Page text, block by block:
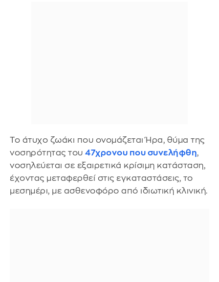
Το άτυχο ζωάκι που ονομάζεται Ήρα, θύμα της
νοσηρότητας του 47χρονου που συνελήφθη,
νοσηλεύεται σε εξαιρετικά κρίσιμη κατάσταση,
έχοντας μεταφερθεί στις εγκαταστάσεις, το
μεσημέρι, με ασθενοφόρο από ιδιωτική κλινική.